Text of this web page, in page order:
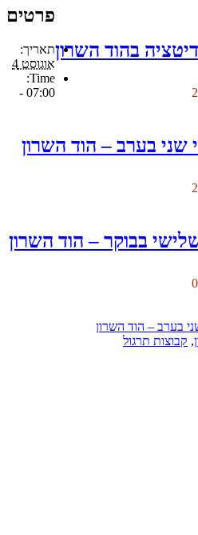
בהוד השרון
שני בערב – הוד השרון
בבוקר – הוד השרון
פרטים
תאריך:
אוגוסט 4
Time:
07:00 -
בערב – הוד השרון
, קבוצות תרגול